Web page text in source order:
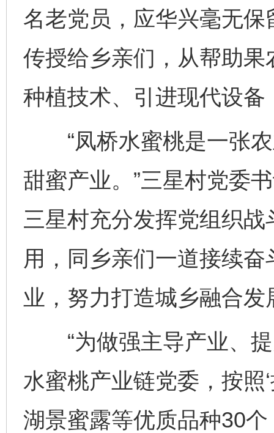
名老党员，应华兴毫无
传授给乡亲们，从帮助
种植技术、引进现代设
“凤桥水蜜桃是一张农
甜蜜产业。”三星村党委
三星村充分发挥党组织
用，同乡亲们一道接续
业，努力打造城乡融合
“为做强主导产业、提
水蜜桃产业链党委，按照
湖景蜜露等优质品种30